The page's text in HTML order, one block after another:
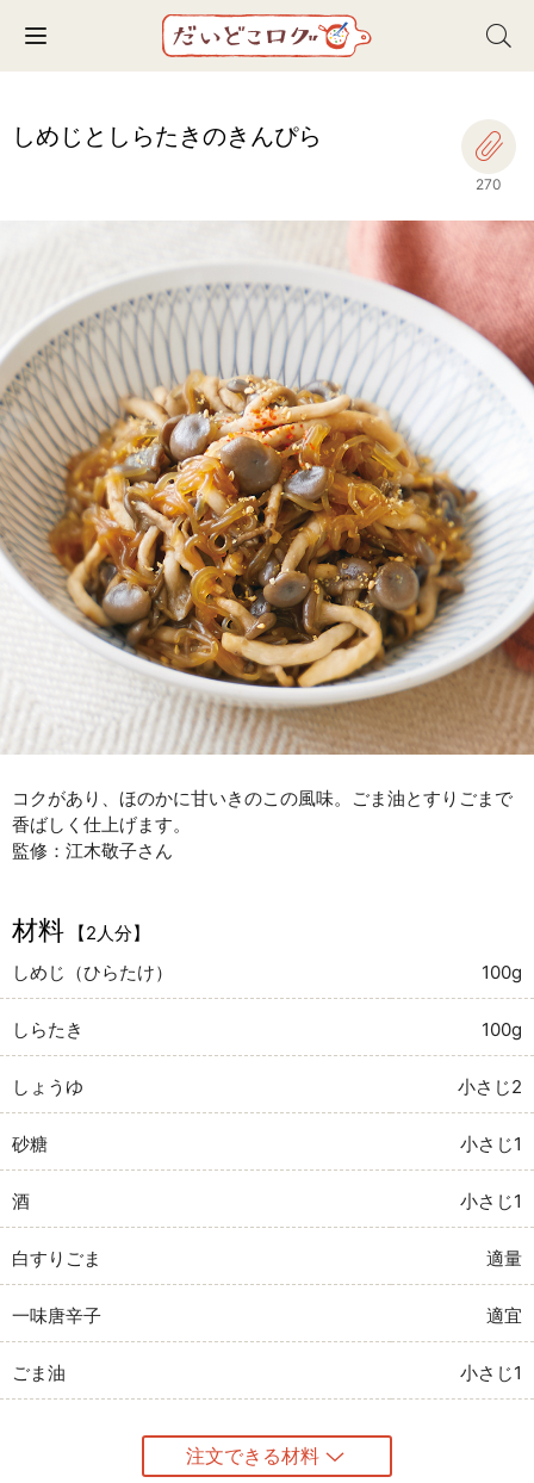
Toggle navigation
しめじとしらたきのきんぴら
270
コクがあり、ほのかに甘いきのこの風味。ごま油とすりごまで
香ばしく仕上げます。
監修：江木敬子さん
材料
【2人分】
しめじ（ひらたけ）
100g
しらたき 100g
しょうゆ 小さじ2
砂糖 小さじ1
酒 小さじ1
白すりごま 適量
一味唐辛子 適宜
ごま油 小さじ1
注文できる材料